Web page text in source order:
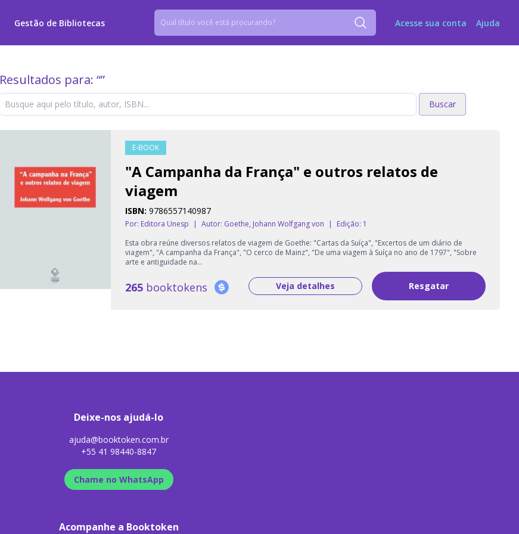
Gestão de Bibliotecas Buscar Acesse sua conta Ajuda
Resultados para: “”
Buscar
E-BOOK
"A Campanha da França" e outros relatos de
viagem
ISBN: 9786557140987
Por: Editora Unesp | Autor: Goethe, Johann Wolfgang von |
Edição: 1
Esta obra reúne diversos relatos de viagem de Goethe: "Cartas da Suíça", "Excertos de um diário de
viagem", "A campanha da França", "O cerco de Mainz", "De uma viagem à Suíça no ano de 1797", "Sobre
arte e antiguidade na...
265 booktokens Veja detalhes Resgatar
Deixe-nos ajudá-lo
ajuda@booktoken.com.br
+55 41 98440-8847
Chame no WhatsApp
Acompanhe a Booktoken